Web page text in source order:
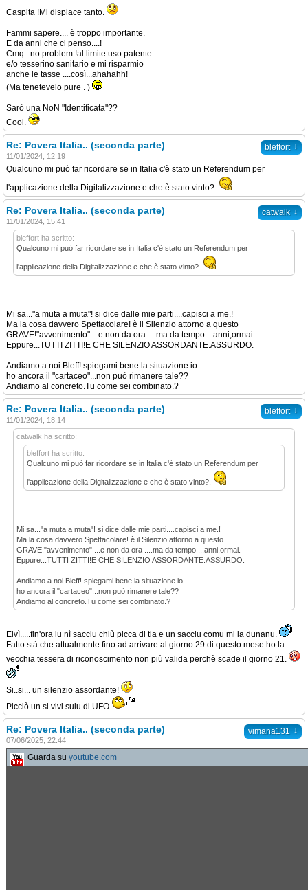
Caspita !Mi dispiace tanto.
Fammi sapere.... è troppo importante.
E da anni che ci penso....!
Cmq ..no problem !al limite uso patente
e/o tesserino sanitario e mi risparmio
anche le tasse ....così...ahahahh!
(Ma tenetevelo pure . )
Sarò una NoN "Identificata"??
Cool.
bleffort ↓
Re: Povera Italia.. (seconda parte)
11/01/2024, 12:19
Qualcuno mi può far ricordare se in Italia c'è stato un Referendum per
l'applicazione della Digitalizzazione e che è stato vinto?.
catwalk ↓
Re: Povera Italia.. (seconda parte)
11/01/2024, 15:41
bleffort ha scritto:
Qualcuno mi può far ricordare se in Italia c'è stato un Referendum per
l'applicazione della Digitalizzazione e che è stato vinto?.
Mi sa..."a muta a muta"! si dice dalle mie parti....capisci a me.!
Ma la cosa davvero Spettacolare! è il Silenzio attorno a questo
GRAVE!"avvenimento" ...e non da ora ....ma da tempo ...anni,ormai.
Eppure...TUTTI ZITTI!E CHE SILENZIO ASSORDANTE.ASSURDO.
Andiamo a noi Bleff! spiegami bene la situazione io
ho ancora il "cartaceo"...non può rimanere tale??
Andiamo al concreto.Tu come sei combinato.?
bleffort ↓
Re: Povera Italia.. (seconda parte)
11/01/2024, 18:14
catwalk ha scritto:
bleffort ha scritto:
Qualcuno mi può far ricordare se in Italia c'è stato un Referendum per
l'applicazione della Digitalizzazione e che è stato vinto?.
Mi sa..."a muta a muta"! si dice dalle mie parti....capisci a me.!
Ma la cosa davvero Spettacolare! è il Silenzio attorno a questo
GRAVE!"avvenimento" ...e non da ora ....ma da tempo ...anni,ormai.
Eppure...TUTTI ZITTI!E CHE SILENZIO ASSORDANTE.ASSURDO.
Andiamo a noi Bleff! spiegami bene la situazione io
ho ancora il "cartaceo"...non può rimanere tale??
Andiamo al concreto.Tu come sei combinato.?
Elvì.....fin'ora iu nì sacciu chiù picca di tia e un sacciu comu mi la dunanu.
Fatto stà che attualmente fino ad arrivare al giorno 29 di questo mese ho la
vecchia tessera di riconoscimento non più valida perchè scade il giorno 21.
Si..si... un silenzio assordante!
Picciò un si vivi sulu di UFO
.
vimana131 ↓
Re: Povera Italia.. (seconda parte)
07/06/2025, 22:44
Guarda su youtube.com